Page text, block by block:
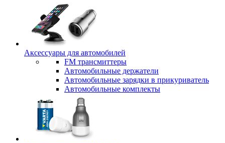
Аксессуары для автомобилей
FM трансмиттеры
Автомобильные держатели
Автомобильные зарядки в прикуриватель
Автомобильные комплекты